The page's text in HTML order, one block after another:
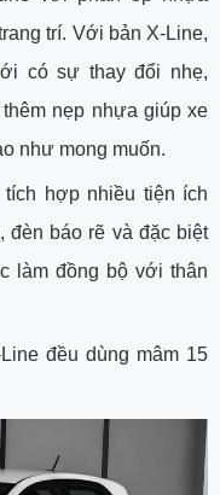
trí. Với bản X-Line,
có sự thay đổi nhẹ,
nẹp nhựa giúp xe
như mong muốn.
hợp nhiều tiện ích
đèn báo rẽ và đặc biệt
làm đồng bộ với thân
đều dùng mâm 15